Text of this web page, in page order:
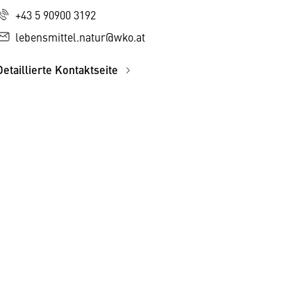
+43 5 90900 3192
lebensmittel.natur@wko.at
Kontaktseite